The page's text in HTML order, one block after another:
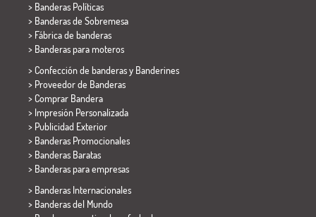
> Banderas Políticas
> Banderas de Sobremesa
> Fábrica de banderas
> Banderas para moteros
> Confección de banderas y Banderines
> Proveedor de Banderas
> Comprar Bandera
> Impresión Personalizada
> Publicidad Exterior
> Banderas Promocionales
> Banderas Baratas
> Banderas para empresas
> Banderas Internacionales
> Banderas del Mundo